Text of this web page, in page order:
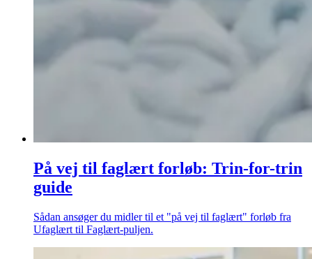
På vej til faglært forløb: Trin-for-trin
guide
Sådan ansøger du midler til et "på vej til faglært" forløb fra
Ufaglært til Faglært-puljen.